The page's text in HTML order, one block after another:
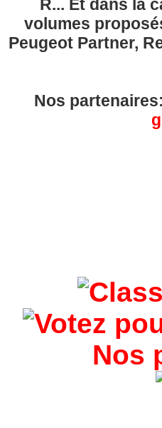
R... Et dans la
volumes
Peugeot Partner,
Nos partenaires:
Nos